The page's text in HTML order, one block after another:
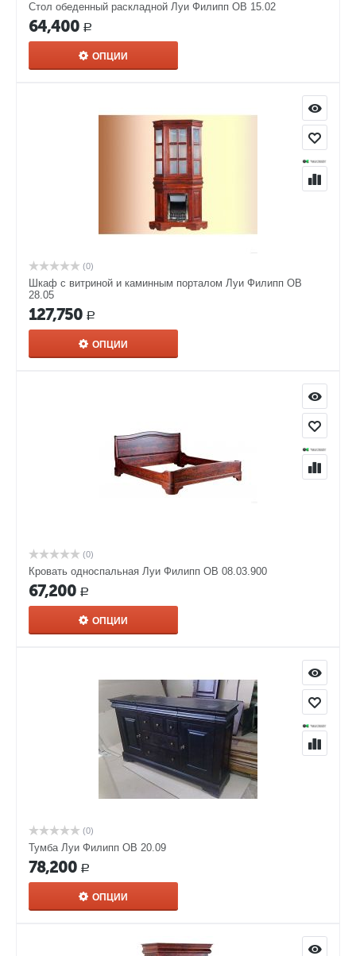
Стол обеденный раскладной Луи Филипп ОВ 15.02
64,400 Р
ОПЦИИ
(0)
Шкаф с витриной и каминным порталом Луи Филипп ОВ
28.05
127,750 Р
ОПЦИИ
(0)
Кровать односпальная Луи Филипп ОВ 08.03.900
67,200 Р
ОПЦИИ
(0)
Тумба Луи Филипп ОВ 20.09
78,200 Р
ОПЦИИ